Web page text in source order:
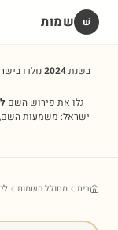
שׁ שמות
בשנת2024נולדו
גלו את פירוש השם
ישראל: משמעות השם,
בית מחולל השמות